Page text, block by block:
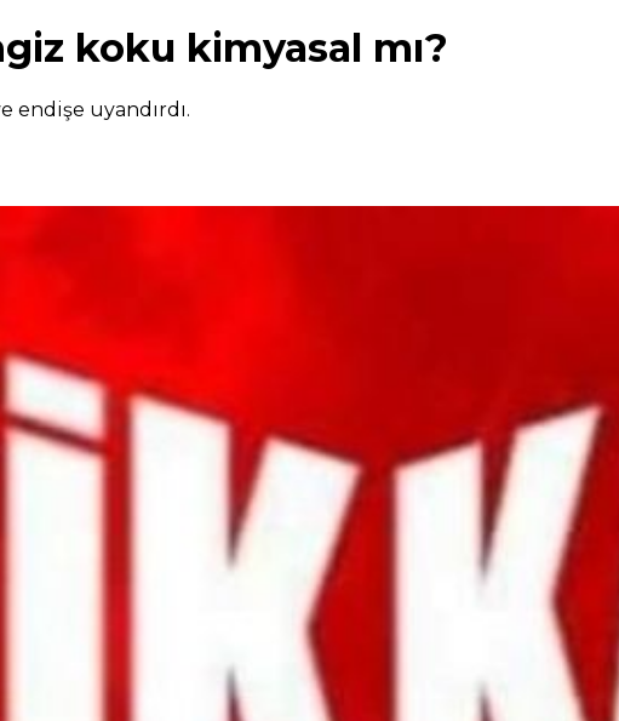
koku kimyasal mı?
endişe uyandırdı.